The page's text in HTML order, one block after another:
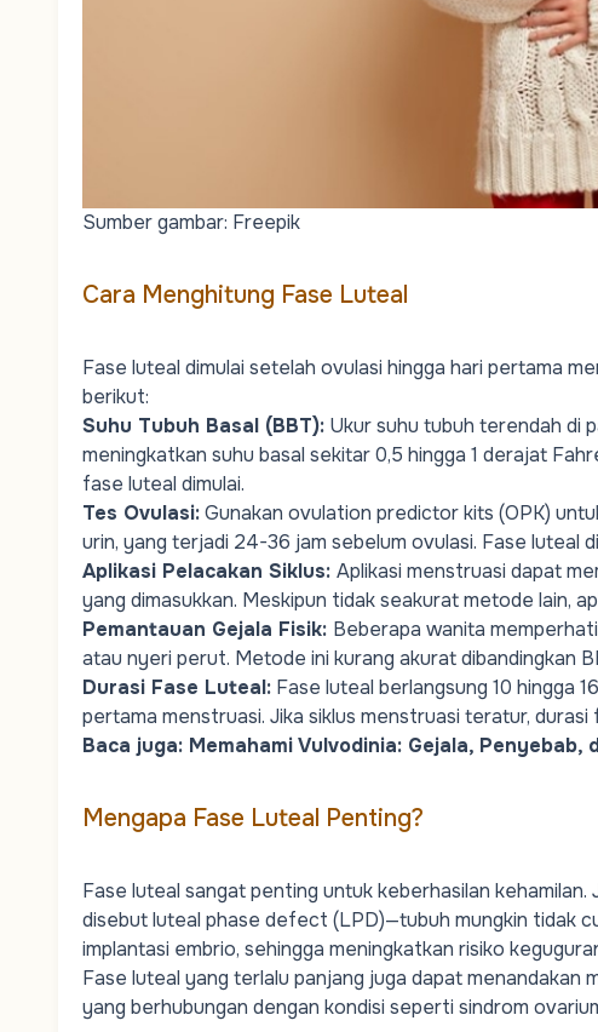
Sumber gambar: Freepik
Cara Menghitung Fase Luteal
Fase luteal dimulai setelah ovulasi hingga hari pertama
berikut:
Suhu Tubuh Basal (BBT): Ukur suhu tubuh terendah di
meningkatkan suhu basal sekitar 0,5 hingga 1 derajat
fase luteal dimulai.
Tes Ovulasi:Gunakan ovulation predictor kits (OPK)
urin, yang terjadi 24-36 jam sebelum ovulasi. Fase luteal
Aplikasi Pelacakan Siklus: Aplikasi menstruasi dapat
yang dimasukkan. Meskipun tidak seakurat metode lain,
Pemantauan Gejala Fisik: Beberapa wanita
atau nyeri perut. Metode ini kurang akurat dibandingkan
Durasi Fase Luteal: Fase luteal berlangsung 10 hingga
pertama menstruasi. Jika siklus menstruasi teratur, durasi
Baca juga: Memahami Vulvodinia: Gejala, Penyebab,
Mengapa Fase Luteal Penting?
Fase luteal sangat penting untuk keberhasilan
disebutluteal phase defect (LPD)—tubuh mungkin tidak
implantasi embrio, sehingga meningkatkan risiko
Fase luteal yang terlalu panjang juga dapat
yang berhubungan dengan kondisi seperti sindrom